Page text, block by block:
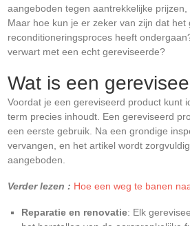
aangeboden tegen aantrekkelijke
Maar hoe kun je er zeker van zijn dat
reconditioneringsproces heeft
verwart met een echt gereviseerde?
Wat is een
Voordat je een gereviseerd product kunt
term precies inhoudt. Een gereviseerd
een eerste gebruik. Na een grondige
vervangen, en het artikel wordt
aangeboden.
Verder lezen : Hoe een weg te banen
Reparatie en renovatie: Elk